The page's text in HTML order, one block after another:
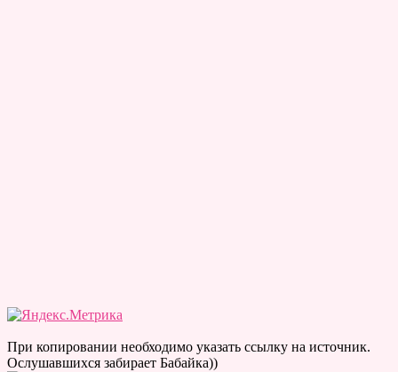
При копировании необходимо указать ссылку на источник.
Ослушавшихся забирает Бабайка))